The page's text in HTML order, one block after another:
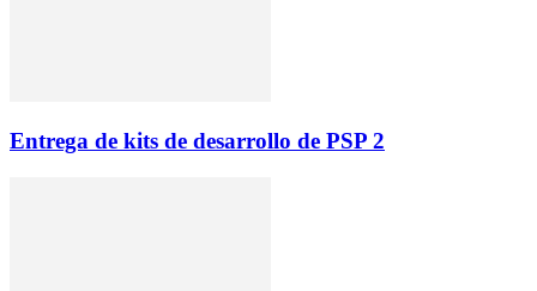
Entrega de kits de desarrollo de PSP 2